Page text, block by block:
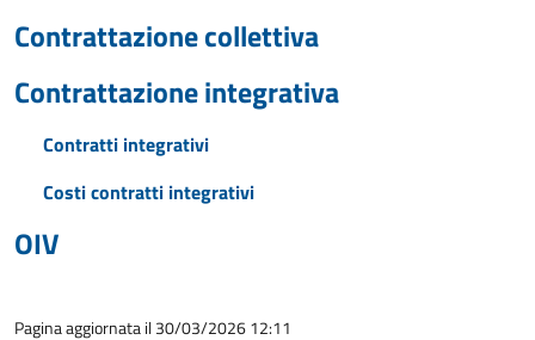
Contrattazione collettiva
Contrattazione integrativa
Contratti integrativi
Costi contratti integrativi
OIV
Pagina aggiornata il 30/03/2026 12:11